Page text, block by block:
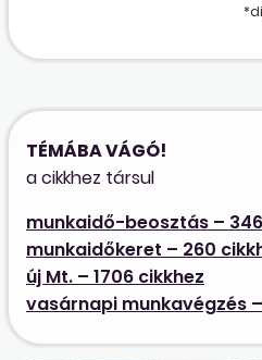
TÉMÁBA VÁGÓ!
a cikkhez társul
munkaidő-beosztás –
munkaidőkeret – 260
új Mt. – 1706 cikkhez
vasárnapi munkavégzés